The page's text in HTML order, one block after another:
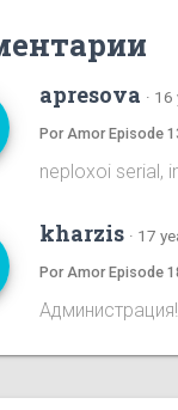
apresova · 16
Por Amor Episode
neploxoi serial,
kharzis · 17
Por Amor Episode